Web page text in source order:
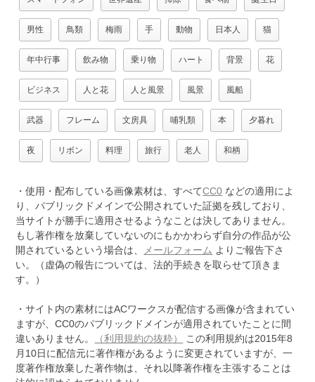
男性 鳥類 梅雨 手 動物 日本人 猫
年中行事 飲み物 乗り物 ハート 背景 花
ビジネス 人と花 人と風景 風景 風船
武器 フレーム 文房具 哺乳類 本 夕暮れ
夜 リボン 料理 旅行 老人 和柄
・使用・配布している画像素材は、すべてCC0 などの適用によ
り、パブリックドメインで公開されていた証拠を残しており、
当サイトが勝手に適用させるようなことは決してありません。
もし著作権を放棄していないのにもかかわらず自分の作品が公
開されているという場合は、
メールフォーム よりご報告下さ
い。（虚偽の報告については、法的手続きを取らせて頂きま
す。）
・サイト内の素材にはACワークスが配信する画像が含まれてい
ますが、CC0のパブリックドメインが適用されていたことに間
違いありません。
（利用規約の抜粋）
この利用規約は2015年8
月10日に配信元に著作権があるように変更されていますが、一
度著作権放棄した著作物は、それ以降著作権を主張することは